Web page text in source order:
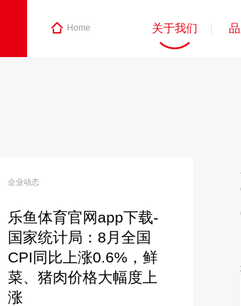
Home 关于我们
企业动态
乐鱼体育官网app下载-
国家统计局：8月全国
CPI同比上涨0.6%，鲜
菜、猪肉价格大幅度上
涨